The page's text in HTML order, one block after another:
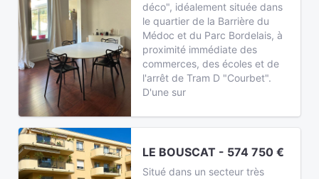
déco", idéalement située dans
le quartier de la Barrière du
Médoc et du Parc Bordelais, à
proximité immédiate des
commerces, des écoles et de
l'arrêt de Tram D "Courbet".
D'une sur
LE BOUSCAT - 574 750 €
Situé dans un secteur très